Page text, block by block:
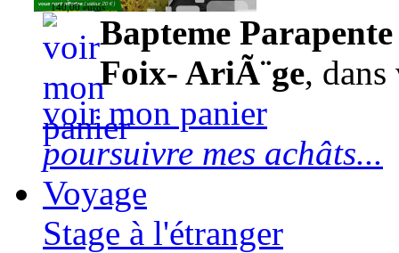
140,00 euros
Bapteme
Foix- AriÃ¨ge,
voir mon panier
poursuivre mes achâts...
Voyage
Stage à l'étranger